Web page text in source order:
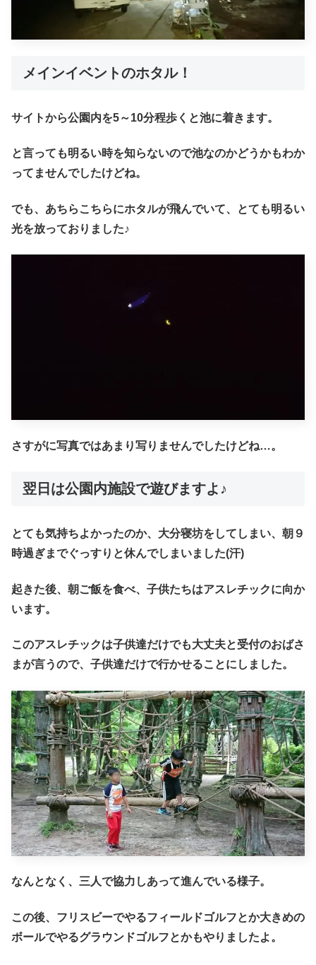
メインイベントのホタル！
サイトから公園内を5～10分程歩くと池に着きます。
と言っても明るい時を知らないので池なのかどうかもわか
ってませんでしたけどね。
でも、あちらこちらにホタルが飛んでいて、とても明るい
光を放っておりました♪
さすがに写真ではあまり写りませんでしたけどね…。
翌日は公園内施設で遊びますよ♪
とても気持ちよかったのか、大分寝坊をしてしまい、朝９
時過ぎまでぐっすりと休んでしまいました(汗)
起きた後、朝ご飯を食べ、子供たちはアスレチックに向か
います。
このアスレチックは子供達だけでも大丈夫と受付のおばさ
まが言うので、子供達だけで行かせることにしました。
なんとなく、三人で協力しあって進んでいる様子。
この後、フリスビーでやるフィールドゴルフとか大きめの
ボールでやるグラウンドゴルフとかもやりましたよ。